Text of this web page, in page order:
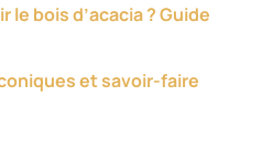
bois d’acacia ? Guide
et savoir-faire